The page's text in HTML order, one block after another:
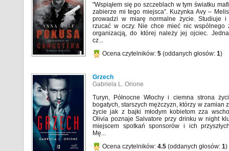
"Wspiąłem się po szczeblach w tym światku
zabierze mi tego miejsca”. Kuzynka Avy –
prowadzi w miarę normalne życie. Studiuje
rzucać w oczy. Nie chce mieć nic wspólnego
organizacją, do której należy jej ojciec.
cz...
Ocena czytelników: 5 (oddanych głosów: 1)
Grzech
Gabriela L. Orione
Turyn, Północne Włochy i ciemna strona
bogatych, starszych mężczyzn, którzy w zamian
życie jak z bajki młodym kobietom zza
Olivia poznaje Salvatore przy drinku w night
miejscem spotkań sponsorów i ich
Mę...
Ocena czytelników: 4.5 (oddanych głosów: 1)